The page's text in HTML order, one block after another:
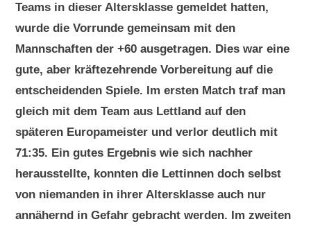
Teams in dieser Altersklasse gemeldet hatten,
wurde die Vorrunde gemeinsam mit den
Mannschaften der +60 ausgetragen. Dies war eine
gute, aber kräftezehrende Vorbereitung auf die
entscheidenden Spiele. Im ersten Match traf man
gleich mit dem Team aus Lettland auf den
späteren Europameister und verlor deutlich mit
71:35. Ein gutes Ergebnis wie sich nachher
herausstellte, konnten die Lettinnen doch selbst
von niemanden in ihrer Altersklasse auch nur
annähernd in Gefahr gebracht werden. Im zweiten